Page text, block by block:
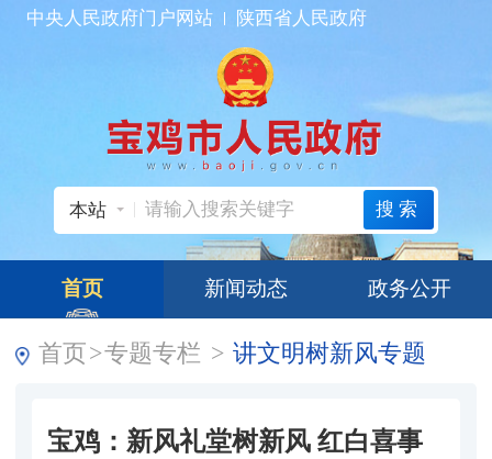
中央人民政府门户网站 陕西省人民政府
本站 搜索
首页 新闻动态 政务公开
首页>专题专栏 > 讲文明树新风专题
宝鸡：新风礼堂树新风 红白喜事